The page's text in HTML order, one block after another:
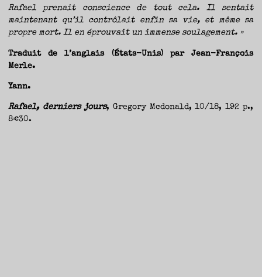
Rafael prenait conscience de tout cela. Il sentait
maintenant qu’il contrôlait enfin sa vie, et même sa
propre mort. Il en éprouvait un immense soulagement. »
Traduit de l’anglais (États-Unis) par Jean-François
Merle.
Yann.
Rafael, derniers jours, Gregory Mcdonald, 10/18, 192 p.,
8€30.